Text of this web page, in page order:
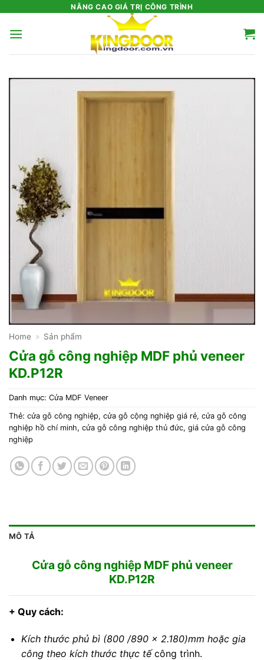
nội
NÂNG CAO GIÁ TRỊ CÔNG TRÌNH
Home » Sản phẩm
Cửa gỗ công nghiệp MDF phủ veneer
KD.P12R
Danh mục: Cửa MDF Veneer
Thẻ: cửa gỗ công nghiệp, cửa gỗ cộng nghiệp giá rẻ, cửa gỗ công
nghiệp hồ chí minh, cửa gỗ công nghiệp thủ đức, giá cửa gỗ công
nghiệp
MÔ TẢ
Cửa gỗ công nghiệp MDF phủ veneer
KD.P12R
+ Quy cách:
Kích thước phủ bì (800 /890 x 2.180)mm hoặc gia
công theo kích thước thực tếcông trình.